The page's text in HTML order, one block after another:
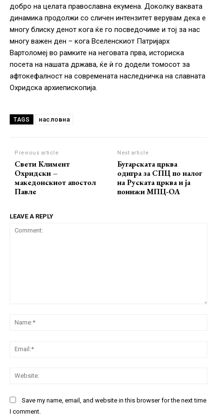
добро на целата православна екумена. Доколку ваквата
динамика продолжи со сличен интензитет верувам дека е
многу блиску денот кога ќе го посведочиме и тој за нас
многу важен ден – кога Вселенскиот Патријарх
Вартоломеј во рамките на неговата прва, историска
посета на нашата држава, ќе ѝ го додели томосот за
афтокефалност на современата наследничка на славната
Охридска архиепископија.
TAGS насловна
Previous article
Свети Климент
Охридски –
македонскиот апостол
Павле
Next article
Бугарската црква
одигра за СПЦ по налог
на Руската црква и ја
понижи МПЦ-ОА
LEAVE A REPLY
Save my name, email, and website in this browser for the next time
I comment.